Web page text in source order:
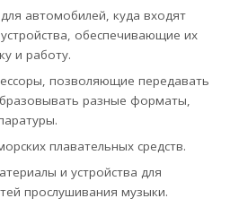
автомобилей, куда входят
обеспечивающие их
и работу.
позволяющие передавать
разные форматы,
плавательных средств.
и устройства для
прослушивания музыки.